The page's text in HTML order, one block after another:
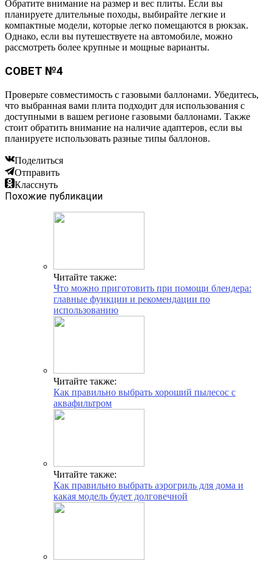
Обратите внимание на размер и вес плиты. Если вы
планируете длительные походы, выбирайте легкие и
компактные модели, которые легко помещаются в рюкзак.
Однако, если вы путешествуете на автомобиле, можно
рассмотреть более крупные и мощные варианты.
СОВЕТ №4
Проверьте совместимость с газовыми баллонами. Убедитесь,
что выбранная вами плита подходит для использования с
доступными в вашем регионе газовыми баллонами. Также
стоит обратить внимание на наличие адаптеров, если вы
планируете использовать разные типы баллонов.
Поделиться
Отправить
Класснуть
Похожие публикации
Читайте также:
Что можно приготовить при помощи блендера:
главные функции и рекомендации по
использованию
Читайте также:
Как правильно выбрать хороший пылесос с
аквафильтром
Читайте также:
Как правильно выбрать аэрогриль для дома и
какая модель будет долговечной